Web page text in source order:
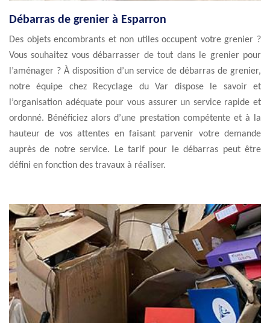
Débarras de grenier à Esparron
Des objets encombrants et non utiles occupent votre grenier ?
Vous souhaitez vous débarrasser de tout dans le grenier pour
l’aménager ? À disposition d’un service de débarras de grenier,
notre équipe chez Recyclage du Var dispose le savoir et
l’organisation adéquate pour vous assurer un service rapide et
ordonné. Bénéficiez alors d’une prestation compétente et à la
hauteur de vos attentes en faisant parvenir votre demande
auprès de notre service. Le tarif pour le débarras peut être
défini en fonction des travaux à réaliser.